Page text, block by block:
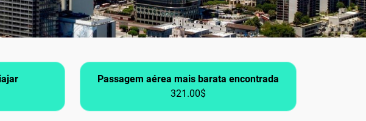
Passagem aérea mais barata encontrada
321.00$